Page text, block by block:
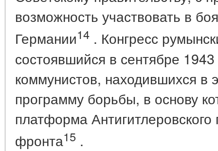
возможность участвовать в
Германии14 . Конгресс
состоявшийся в сентябре
коммунистов, находившихся
программу борьбы, в основу
платформа Антигитлеровского
фронта15 .